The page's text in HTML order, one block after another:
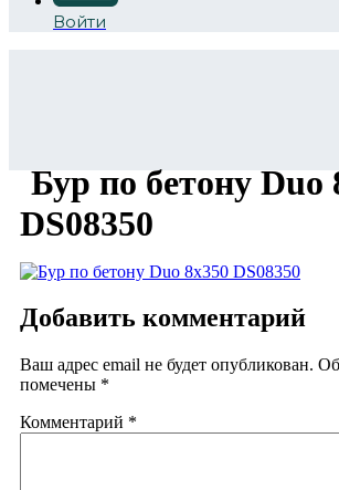
Войти
Бур по бетону Duo
DS08350
Добавить комментарий
Ваш адрес email не будет опубликован.
помечены *
Комментарий *